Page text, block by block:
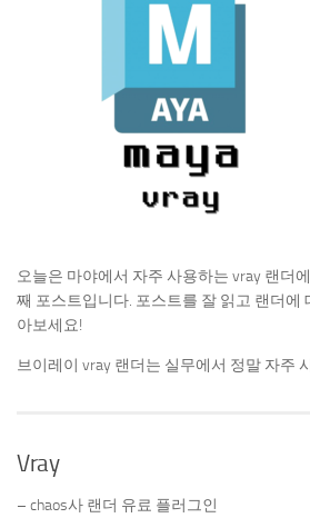
오늘은 마야에서 자주 사용하는 vray 랜더
째 포스트입니다. 포스트를 잘 읽고 랜더에
아보세요!
브이레이 vray 랜더는 실무에서 정말 자주
Vray
– chaos사 랜더 유료 플러그인